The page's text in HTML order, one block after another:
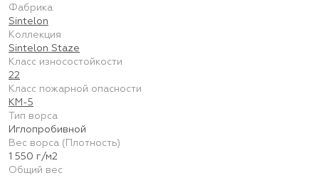
Фабрика
Sintelon
Коллекция
Sintelon Staze
Класс износостойкости
22
Класс пожарной опасности
КМ-5
Тип ворса
Иглопробивной
Вес ворса (Плотность)
1 550 г/м2
Общий вес